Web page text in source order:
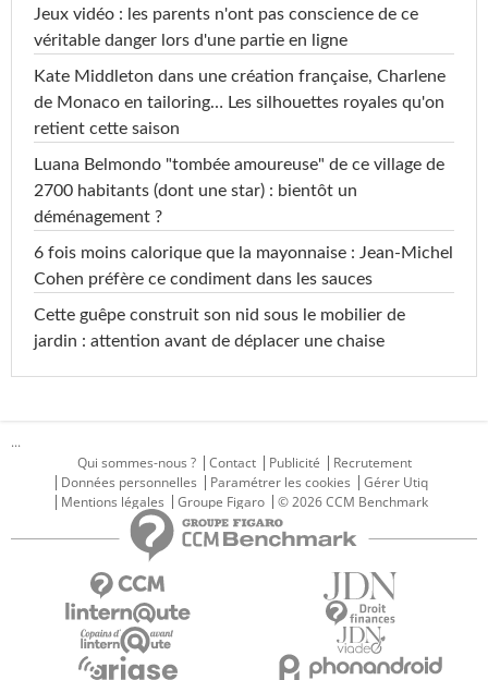
Jeux vidéo : les parents n'ont pas conscience de ce
véritable danger lors d'une partie en ligne
Kate Middleton dans une création française, Charlene
de Monaco en tailoring… Les silhouettes royales qu'on
retient cette saison
Luana Belmondo "tombée amoureuse" de ce village de
2700 habitants (dont une star) : bientôt un
déménagement ?
6 fois moins calorique que la mayonnaise : Jean-Michel
Cohen préfère ce condiment dans les sauces
Cette guêpe construit son nid sous le mobilier de
jardin : attention avant de déplacer une chaise
...
Qui sommes-nous ?
Contact Publicité
Recrutement
Données personnelles
Paramétrer les cookies
Gérer Utiq
Mentions légales
Groupe Figaro © 2026 CCM Benchmark